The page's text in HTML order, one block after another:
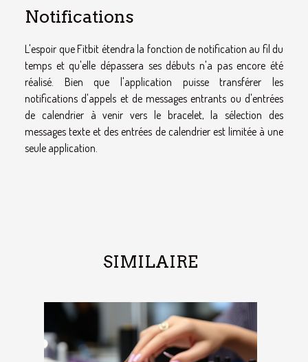
Notifications
L'espoir que Fitbit étendra la fonction de notification au fil du
temps et qu'elle dépassera ses débuts n'a pas encore été
réalisé. Bien que l'application puisse transférer les
notifications d'appels et de messages entrants ou d'entrées
de calendrier à venir vers le bracelet, la sélection des
messages texte et des entrées de calendrier est limitée à une
seule application.
SIMILAIRE